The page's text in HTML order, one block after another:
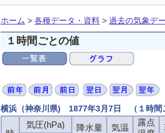
ホーム > 各種データ・資料 > 過去の気象デ
１時間ごとの値
横浜（神奈川県) 1877年3月7日 （１時間
気圧(hPa)
降水量
気温
露点
気圧(hPa)
降水量
気温
露点
気圧(hPa)
降水量
気温
露点
気圧(hPa)
降水量
気温
露点